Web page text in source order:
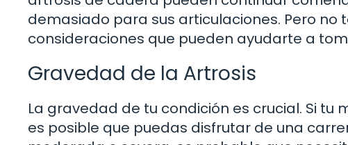
demasiado para sus articulaciones. Pero no
consideraciones que pueden ayudarte a
Gravedad de la Artrosis
La gravedad de tu condición es crucial. Si
es posible que puedas disfrutar de una